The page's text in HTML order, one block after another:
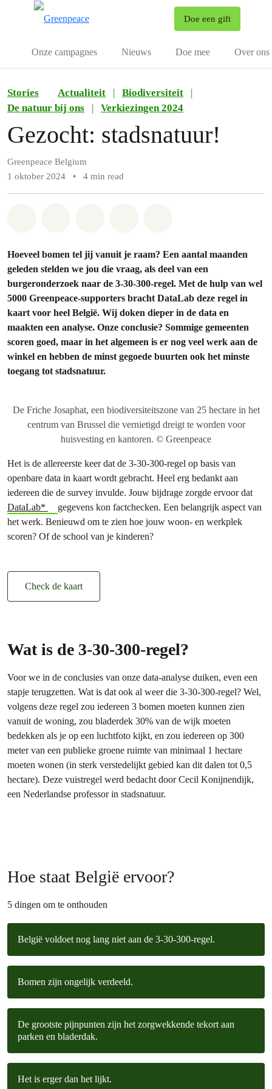
Doe een gift
Onze campagnes Nieuws Doe mee Over ons
Stories Actualiteit | Biodiversiteit
|
De natuur bij ons
| Verkiezingen 2024
Gezocht: stadsnatuur!
Greenpeace Belgium
1 oktober 2024
• 4 min read
Hoeveel bomen tel jij vanuit je raam? Een aantal maanden
geleden stelden we jou die vraag, als deel van een
burgeronderzoek naar de 3-30-300-regel. Met de hulp van wel
5000 Greenpeace-supporters bracht DataLab deze regel in
kaart voor heel België. Wij doken dieper in de data en
maakten een analyse. Onze conclusie? Sommige gemeenten
scoren goed, maar in het algemeen is er nog veel werk aan de
winkel en hebben de minst gegoede buurten ook het minste
toegang tot stadsnatuur.
De Friche Josaphat, een biodiversiteitszone van 25 hectare in het
centrum van Brussel die vernietigd dreigt te worden voor
huisvesting en kantoren. © Greenpeace
Het is de allereerste keer dat de 3-30-300-regel op basis van
openbare data in kaart wordt gebracht. Heel erg bedankt aan
iedereen die de survey invulde. Jouw bijdrage zorgde ervoor dat
DataLab*
gegevens kon factchecken. Een belangrijk aspect van
het werk. Benieuwd om te zien hoe jouw woon- en werkplek
scoren? Of de school van je kinderen?
Check de kaart
Wat is de 3-30-300-regel?
Voor we in de conclusies van onze data-analyse duiken, even een
stapje terugzetten. Wat is dat ook al weer die 3-30-300-regel? Wel,
volgens deze regel zou iedereen 3 bomen moeten kunnen zien
vanuit de woning, zou bladerdek 30% van de wijk moeten
bedekken als je op een luchtfoto kijkt, en zou iedereen op 300
meter van een publieke groene ruimte van minimaal 1 hectare
moeten wonen (in sterk verstedelijkt gebied kan dit dalen tot 0,5
hectare). Deze vuistregel werd bedacht door Cecil Konijnendijk,
een Nederlandse professor in stadsnatuur.
Hoe staat België ervoor?
5 dingen om te onthouden
België voldoet nog lang niet aan de 3-30-300-regel.
Bomen zijn ongelijk verdeeld.
De grootste pijnpunten zijn het zorgwekkende tekort aan
parken en bladerdak.
Het is erger dan het lijkt.